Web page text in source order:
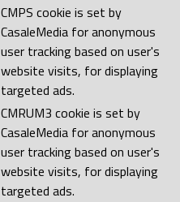
CMPS cookie is set by
CasaleMedia for anonymous
user tracking based on user's
website visits, for displaying
targeted ads.
CMRUM3 cookie is set by
CasaleMedia for anonymous
user tracking based on user's
website visits, for displaying
targeted ads.